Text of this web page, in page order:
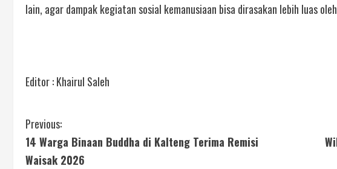
lain, agar dampak kegiatan sosial kemanusiaan bisa dirasakan lebih luas
Editor : Khairul Saleh
Previous:
14 Warga Binaan Buddha di Kalteng Terima Remisi
Waisak 2026